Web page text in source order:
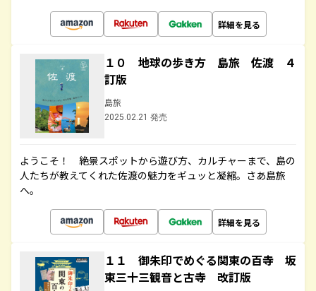
詳細を見る
１０ 地球の歩き方 島旅 佐渡 ４
訂版
島旅
2025.02.21 発売
ようこそ！ 絶景スポットから遊び方、カルチャーまで、島の
人たちが教えてくれた佐渡の魅力をギュッと凝縮。さあ島旅
へ。
詳細を見る
１１ 御朱印でめぐる関東の百寺 坂
東三十三観音と古寺 改訂版